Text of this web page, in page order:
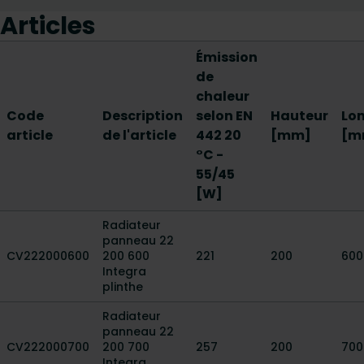
Articles
Code
article
Description
de l'article
Émission
de
chaleur
selon EN
442 20
°C -
55/45
[W]
Hauteur
[mm]
CV222000600
Radiateur
panneau 22
200 600
Integra
plinthe
221 200 600
CV222000700
Radiateur
panneau 22
200 700
257 200 700